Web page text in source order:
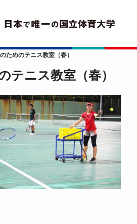
ためのテニス教室（春）
テニス教室（春）